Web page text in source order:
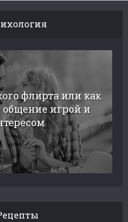
флирта или как
общение игрой и